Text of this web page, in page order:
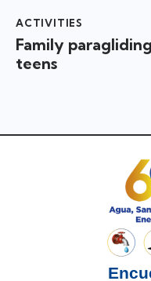
ACTIVITIES
Family
teens